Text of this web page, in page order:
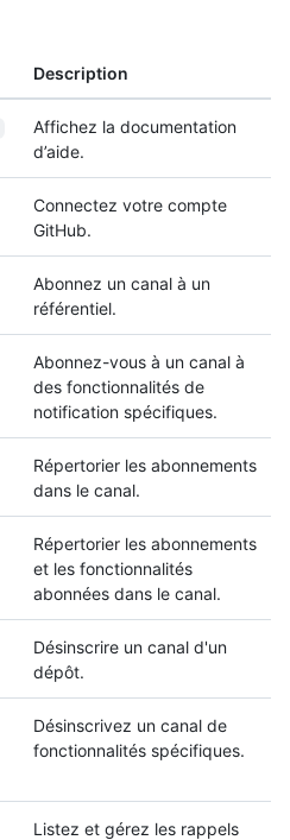
Description
Affichez la documentation
d’aide.
Connectez votre compte
GitHub.
Abonnez un canal à un
référentiel.
Abonnez-vous à un canal à
des fonctionnalités de
notification spécifiques.
Répertorier les abonnements
dans le canal.
Répertorier les abonnements
et les fonctionnalités
abonnées dans le canal.
Désinscrire un canal d'un
dépôt.
Désinscrivez un canal de
fonctionnalités spécifiques.
Listez et gérez les rappels